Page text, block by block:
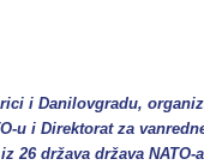
i Danilovgradu,
u i Direktorat za
26 država država NATO-a